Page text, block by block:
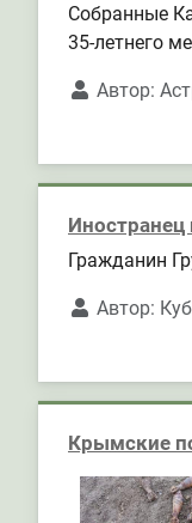
Собранные
35-летнего
Автор:
Иностранец
Гражданин
Автор:
Крымские